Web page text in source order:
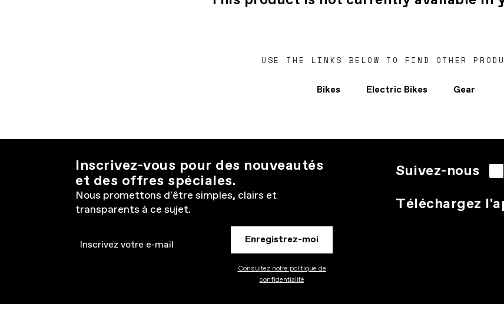
USE THE LINKS BELOW TO FIND OTHER
Bikes Electric Bikes Gear
Inscrivez-vous pour des nouveautés
et des offres spéciales.
Nous promettons d'être simples, clairs et
transparents à ce sujet.
Email Enregistrez-moi
Consultez notre politique de
confidentialité
Suivez-nous
Téléchargez